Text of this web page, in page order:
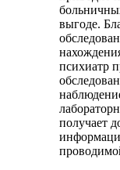
выгоде.
психиатр
получает